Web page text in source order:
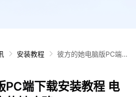
安装教程
彼方的她电脑版PC端
PC端下载安装教程 电